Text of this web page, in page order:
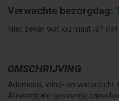
Verwachte bezorgdag:
Niet zeker wat jou maat is?
OMSCHRIJVING
Ademend, wind- en waterdicht.
Afneembare gevoerde